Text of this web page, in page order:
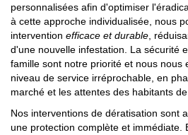
personnalisées afin d'optimiser
à cette approche individualisée, nous
intervention efficace et durable,
d'une nouvelle infestation. La sécurité
famille sont notre priorité et nous nous
niveau de service irréprochable, en
marché et les attentes des habitants
Nos interventions de dératisation sont
une protection complète et immédiate.